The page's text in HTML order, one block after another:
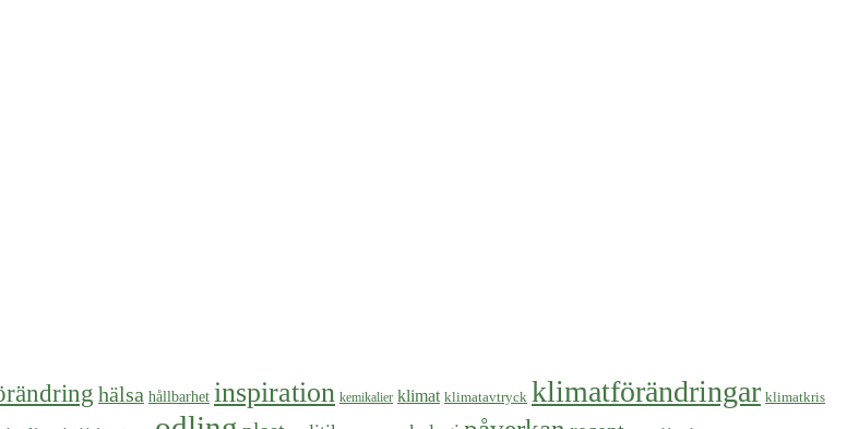
hälsa hållbarhet inspiration kemikalier klimat klimatavtryck klimatförändringar klimatkris